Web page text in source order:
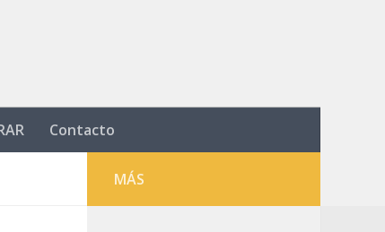
Contacto
MÁS